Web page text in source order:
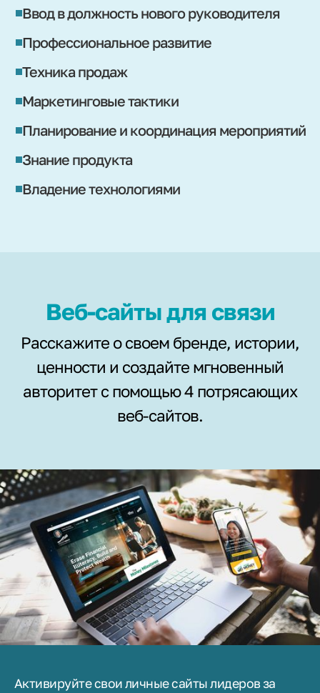
Ввод в должность нового руководителя
Профессиональное развитие
Техника продаж
Маркетинговые тактики
Планирование и координация мероприятий
Знание продукта
Владение технологиями
Веб-сайты для связи
Расскажите о своем бренде, истории,
ценности и создайте мгновенный
авторитет с помощью 4 потрясающих
веб-сайтов.
Активируйте свои личные сайты лидеров за